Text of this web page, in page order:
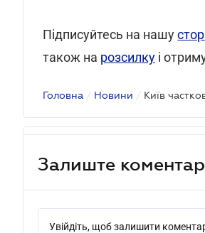
Підписуйтесь на нашу
також на розсилку і
Головна / Новини / Київ
Залиште коментар
Увійдіть, щоб залишити